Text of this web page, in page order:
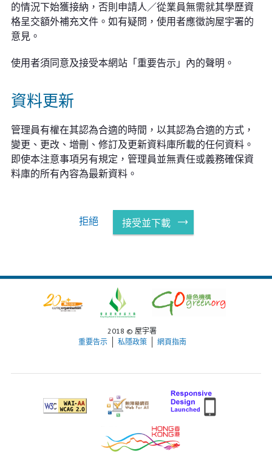
的情況下始獲接納，否則申請人／從業員無需就其學歷資
格呈交額外補充文件。如有疑問，使用者應徵詢屋宇署的
意見。
使用者須同意及接受本網站「重要告示」內的聲明。
資料更新
管理員有權在其認為合適的時間，以其認為合適的方式，
變更、更改、增刪、修訂及更新資料庫所載的任何資料。
即使本注意事項另有規定，管理員並無責任或義務確保資
料庫的所有內容為最新資料。
拒絕 接受並下載
2018 © 屋宇署
重要告示
私隱政策 網頁指南